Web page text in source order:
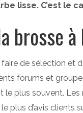
lisse. C’est le
brosse
faire de sélection et
forums et
le plus souvent. Les
plus d’avis clients